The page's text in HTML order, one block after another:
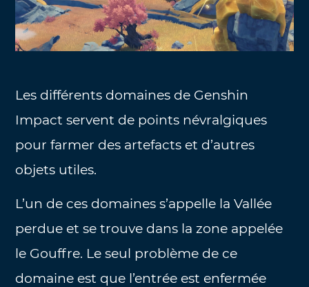
Les différents domaines de Genshin
Impact servent de points névralgiques
pour farmer des artefacts et d’autres
objets utiles.
L’un de ces domaines s’appelle la Vallée
perdue et se trouve dans la zone appelée
le Gouffre. Le seul problème de ce
domaine est que l’entrée est enfermée